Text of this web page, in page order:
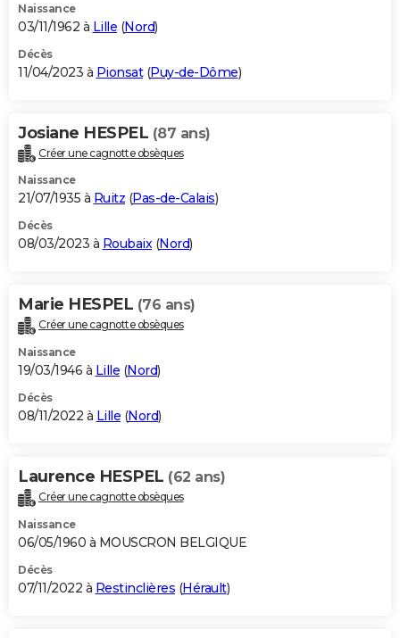
Naissance
03/11/1962 à Lille (Nord)
Décès
11/04/2023 à Pionsat(Puy-de-Dôme)
Josiane HESPEL (87 ans)
Créer une cagnotte obsèques
Naissance
21/07/1935 à Ruitz (Pas-de-Calais)
Décès
08/03/2023 à Roubaix(Nord)
Marie HESPEL (76 ans)
Créer une cagnotte obsèques
Naissance
19/03/1946 à Lille (Nord)
Décès
08/11/2022 à Lille (Nord)
Laurence HESPEL (62 ans)
Créer une cagnotte obsèques
Naissance
06/05/1960 à MOUSCRON BELGIQUE
Décès
07/11/2022 à Restinclières (Hérault)